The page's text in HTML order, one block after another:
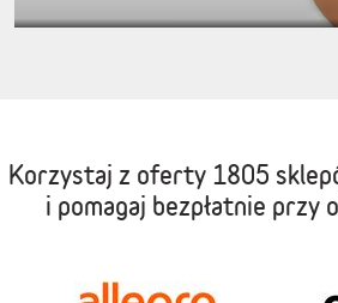
Korzystaj z oferty 1805
i pomagaj bezpłatnie przy